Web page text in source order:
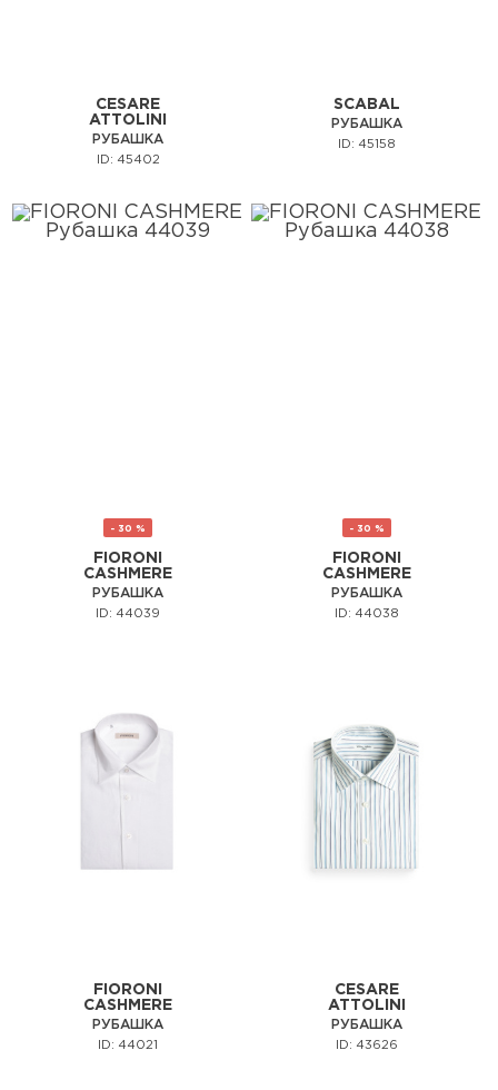
CESARE
ATTOLINI
РУБАШКА
ID: 45402
SCABAL
РУБАШКА
ID: 45158
- 30 %
FIORONI
CASHMERE
РУБАШКА
ID: 44039
- 30 %
FIORONI
CASHMERE
РУБАШКА
ID: 44038
FIORONI
CASHMERE
РУБАШКА
ID: 44021
CESARE
ATTOLINI
РУБАШКА
ID: 43626